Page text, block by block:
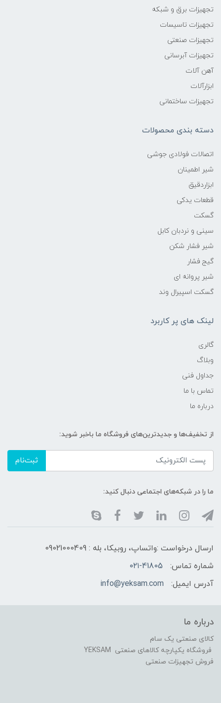
تجهیزات برق و شبکه
تجهیزات تاسیسات
تجهیزات صنعتی
تجهیزات آبرسانی
آهن آلات
ابزارآلات
تجهیزات ساختمانی
دسته بندی محصولات
اتصالات فولادی جوشی
شیر اطمینان
ابزاردقیق
قطعات یدکی
گسکت
سینی و نردبان کابل
شیر فشار شکن
گیج فشار
شیر پروانه ای
گسکت اسپیرال وند
لینک های پر کاربرد
گالری
وبلاگ
جداول فنی
تماس با ما
درباره ما
از تخفیف‌ها و جدیدترین‌های فروشگاه ما باخبر شوید:
ثبت‌نام
ما را در شبکه‌های اجتماعی دنبال کنید:
ارسال درخواست :واتساپ، روبیکا، بله : 09021000409
شماره تماس:
۰۲۱-41805
آدرس ایمیل:
info@yeksam.com
درباره ما
کالای صنعتی یک سام
فروشگاه یکپارچه کالاهای صنعتی YEKSAM
فروش تجهیزات صنعتی